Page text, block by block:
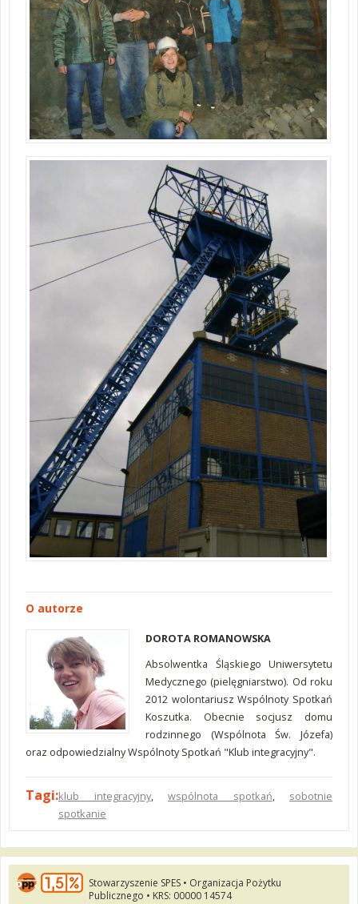
O autorze
DOROTA ROMANOWSKA
Absolwentka Śląskiego Uniwersytetu
Medycznego (pielęgniarstwo). Od roku
2012 wolontariusz Wspólnoty Spotkań
Koszutka. Obecnie socjusz domu
rodzinnego (Wspólnota Św. Józefa)
oraz odpowiedzialny Wspólnoty Spotkań "Klub integracyjny".
Tagi:klub integracyjny, wspólnota spotkań, sobotnie
spotkanie
Stowarzyszenie SPES • Organizacja Pożytku
Publicznego • KRS: 00000 14574